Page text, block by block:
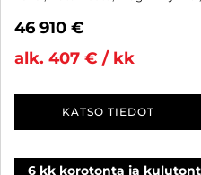
46 910 €
alk. 407 € / kk
KATSO TIEDOT
6 kk korotonta ja